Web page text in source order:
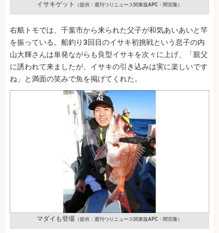
イサキゲット （提供：週刊つりニュース関東版APC・間宮隆）
右舷トモでは、千葉市から来られた父子が和気あいあいと竿
を振っている。船釣り3回目のイサキ初挑戦という息子の内
山大輝さんは単発ながらも良型イサキを次々に上げ、「親父
に誘われて来ましたが、イサキの引き込みは実に楽しいです
ね」と満面の笑みで魚を掲げてくれた。
マダイも登場 （提供：週刊つりニュース関東版APC・間宮隆）